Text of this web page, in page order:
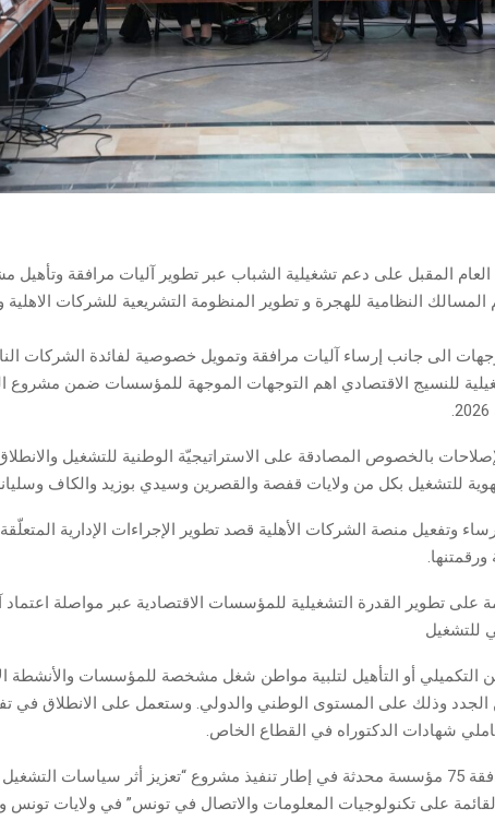
المقبل على دعم تشغيلية الشباب عبر تطوير آليات مرافقة وتأهيل
النظامية للهجرة و تطوير المنظومة التشريعية للشركات الاهلية
الى جانب إرساء آليات مرافقة وتمويل خصوصية لفائدة الشركات
للنسيج الاقتصادي اهم التوجهات الموجهة للمؤسسات ضمن مشروع
بالخصوص المصادقة على الاستراتيجيّة الوطنية للتشغيل
للتشغيل بكل من ولايات قفصة والقصرين وسيدي بوزيد والكاف
وتفعيل منصة الشركات الأهلية قصد تطوير الإجراءات الإدارية
ورقمتنها.
على تطوير القدرة التشغيلية للمؤسسات الاقتصادية عبر مواصلة اعتماد
للتشغيل
التكميلي أو التأهيل لتلبية مواطن شغل مشخصة للمؤسسات والأنشطة
الجدد وذلك على المستوى الوطني والدولي. وستعمل على الانطلاق في
شهادات الدكتوراه في القطاع الخاص.
كما ستقوم بمرافقة 75 مؤسسة محدثة في إطار تنفيذ مشروع “تعزيز أثر سياسات
على تكنولوجيات المعلومات والاتصال في تونس” في ولايات